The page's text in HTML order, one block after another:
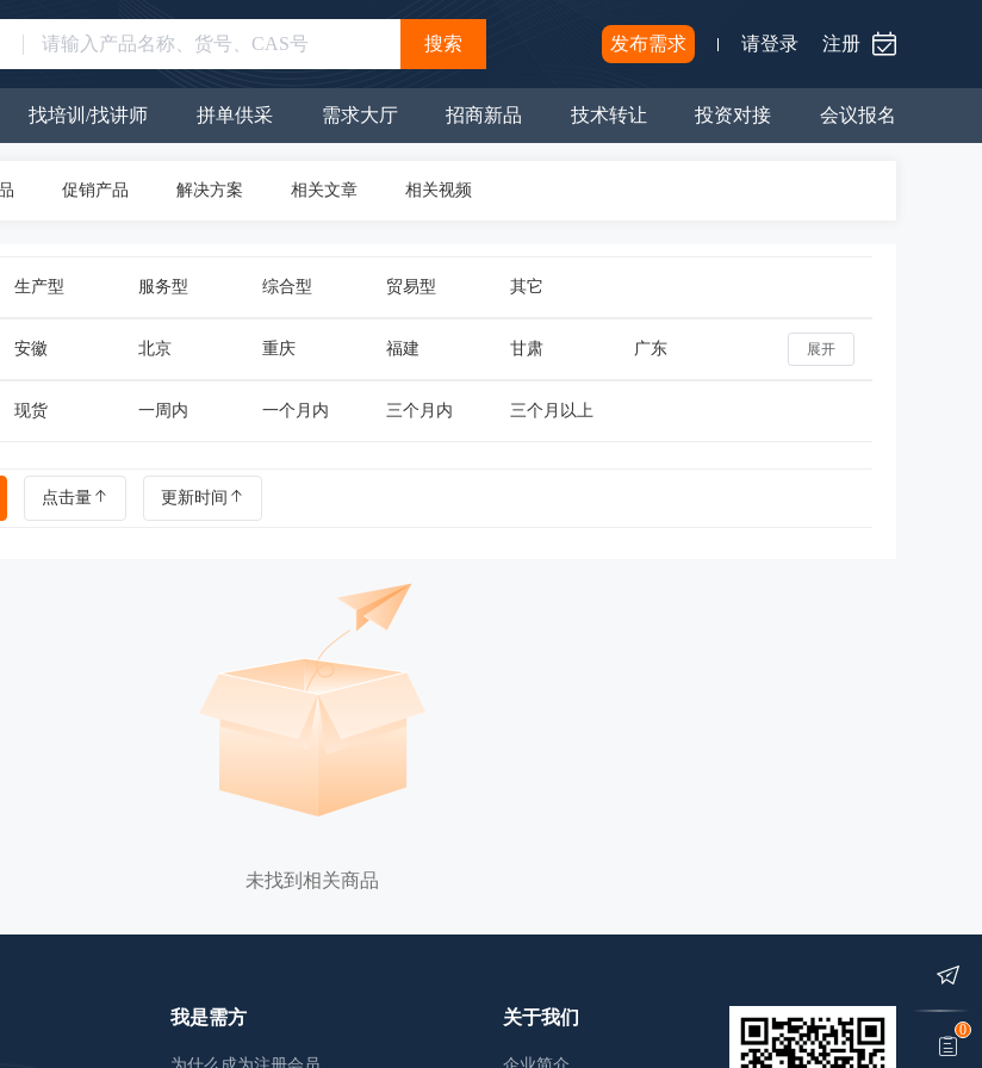
搜索 发布需求 请登录 注册
找培训/找讲师 拼单供采 需求大厅 招商新品 技术转让 投资对接 会议报名
促销产品 解决方案 相关文章 相关视频
生产型 服务型 综合型 贸易型 其它
安徽 北京 重庆 福建 甘肃 广东 展开
现货 一周内 一个月内 三个月内 三个月以上
点击量 更新时间
未找到相关商品
我是需方 关于我们
0